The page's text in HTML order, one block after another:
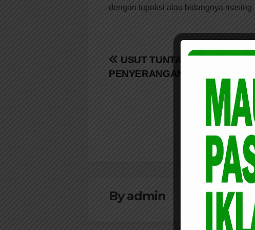
dengan tupoksi atau bidangnya
Navigasi
USUT TUNTAS AKTOR
PENYERANGAN BRUTAL
Byadmin